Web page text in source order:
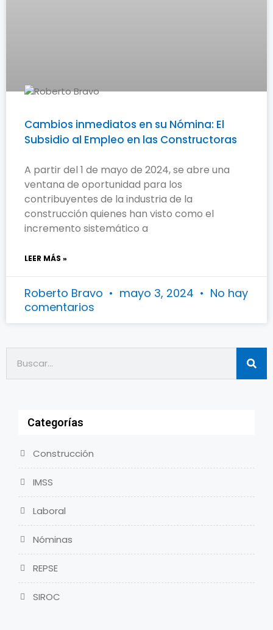
Cambios inmediatos en su Nómina: El
Subsidio al Empleo en las Constructoras
A partir del 1 de mayo de 2024, se abre una
ventana de oportunidad para los
contribuyentes de la industria de la
construcción quienes han visto como el
incremento sistemático a
LEER MÁS »
Roberto Bravo mayo 3, 2024
No hay
comentarios
Categorías
Construcción
IMSS
Laboral
Nóminas
REPSE
SIROC